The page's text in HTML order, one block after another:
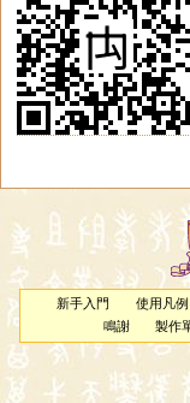
新手入門 使用凡例
鳴謝
製作